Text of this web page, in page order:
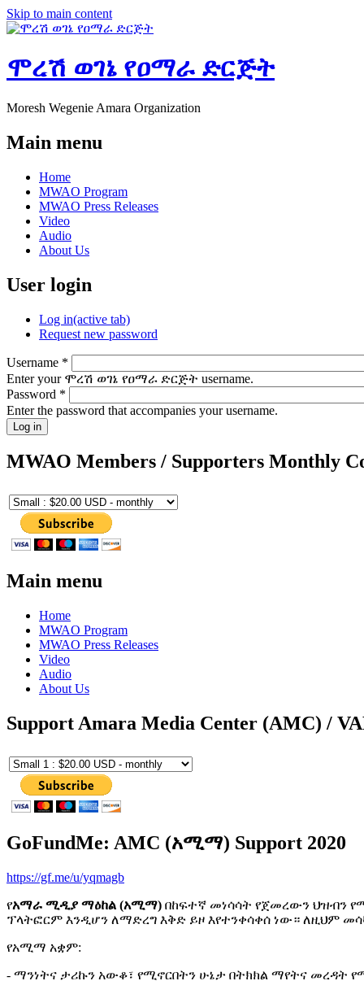
Skip to main content
ሞረሽ ወገኔ የዐማራ ድርጅት
Moresh Wegenie Amara Organization
Main menu
Home
MWAO Program
MWAO Press Releases
Video
Audio
About Us
User login
Log in(active tab)
Request new password
Username *
Enter your ሞረሽ ወገኔ የዐማራ ድርጅት username.
Password *
Enter the password that accompanies your username.
MWAO Members / Supporters Monthly
Main menu
Home
MWAO Program
MWAO Press Releases
Video
Audio
About Us
Support Amara Media Center (AMC) /
GoFundMe: AMC (አሚማ) Support 2020
https://gf.me/u/yqmagb
የአማራ ሚዲያ ማዕከል (አሚማ) በከፍተኛ መነሳሳት የጀመረውን ህዝብን
ፕላትፎርም እንዲሆን ለማድረግ እቅድ ይዞ እየተንቀሳቀሰ ነው። ለዚህም
የአሚማ አቋም:
- ማንነትና ታሪኩን አውቆ፣ የሚኖርበትን ሁኔታ በትክክል ማየትና መረዳት